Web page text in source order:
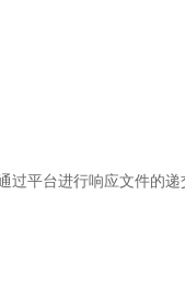
通过平台进行响应文件的